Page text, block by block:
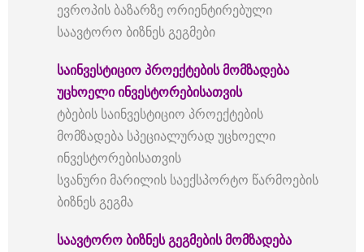
ევროპის ბაზარზე ორიენტირებული
საავტორო ბიზნეს გეგმები
საინვესტიციო პროექტების მომზადება
უცხოელი ინვესტორებისათვის
ტბების საინვესტიციო პროექტების
მომზადება სპეციალურად უცხოელი
ინვესტორებისათვის
სვანური მარილის საექსპორტო წარმოების
ბიზნეს გეგმა
საავტორო ბიზნეს გეგმების მომზადება